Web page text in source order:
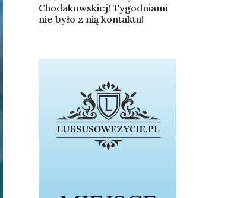
Chodakowskiej! Tygodniami
nie było z nią kontaktu!